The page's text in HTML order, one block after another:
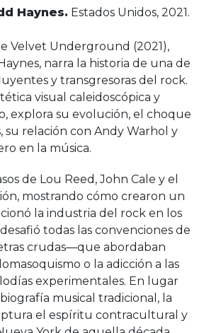
Haynes. Estados Unidos, 2021.
Velvet Underground (2021),
narra la historia de una de
y transgresoras del rock.
visual caleidoscópica y
explora su evolución, el choque
su relación con Andy Warhol y
en la música.
de Lou Reed, John Cale y el
mostrando cómo crearon un
la industria del rock en los
todas las convenciones de
crudas—que abordaban
o la adicción a las
experimentales. En lugar
musical tradicional, la
el espíritu contracultural y